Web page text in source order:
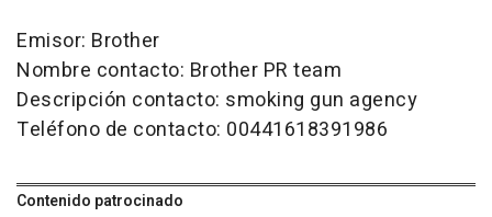
Emisor: Brother
Nombre contacto: Brother PR team
Descripción contacto: smoking gun agency
Teléfono de contacto: 00441618391986
Contenido patrocinado